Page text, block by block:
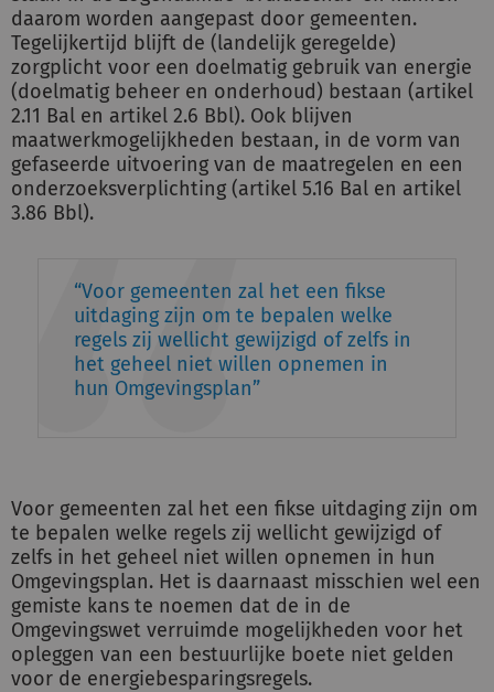
daarom worden aangepast door gemeenten.
Tegelijkertijd blijft de (landelijk geregelde)
zorgplicht voor een doelmatig gebruik van energie
(doelmatig beheer en onderhoud) bestaan (artikel
2.11 Bal en artikel 2.6 Bbl). Ook blijven
maatwerkmogelijkheden bestaan, in de vorm van
gefaseerde uitvoering van de maatregelen en een
onderzoeksverplichting (artikel 5.16 Bal en artikel
3.86 Bbl).
Voor gemeenten zal het een fikse
uitdaging zijn om te bepalen welke
regels zij wellicht gewijzigd of zelfs in
het geheel niet willen opnemen in
hun Omgevingsplan
Voor gemeenten zal het een fikse uitdaging zijn om
te bepalen welke regels zij wellicht gewijzigd of
zelfs in het geheel niet willen opnemen in hun
Omgevingsplan. Het is daarnaast misschien wel een
gemiste kans te noemen dat de in de
Omgevingswet verruimde mogelijkheden voor het
opleggen van een bestuurlijke boete niet gelden
voor de energiebesparingsregels.